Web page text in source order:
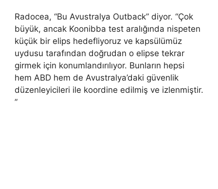
Radocea, “Bu Avustralya Outback” diyor. “Çok
büyük, ancak Koonibba test aralığında nispeten
küçük bir elips hedefliyoruz ve kapsülümüz
uydusu tarafından doğrudan o elipse tekrar
girmek için konumlandırılıyor. Bunların hepsi
hem ABD hem de Avustralya’daki güvenlik
düzenleyicileri ile koordine edilmiş ve izlenmiştir.
”